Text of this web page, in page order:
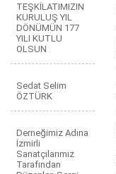
TEŞKİLATIMIZIN
KURULUŞ YIL
DÖNÜMÜN 177
YILI KUTLU
OLSUN
Sedat Selim
ÖZTÜRK
Derneğimiz Adına
İzmirli
Sanatçılarımız
Tarafından